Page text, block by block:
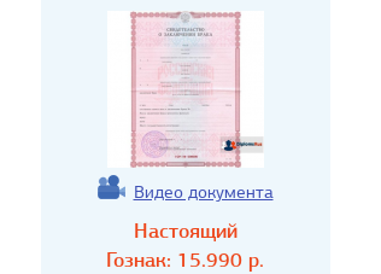
Видео документа
Настоящий
Гознак: 15.990 р.